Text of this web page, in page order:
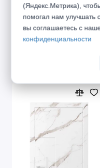
от 14 735 ₽
(Яндекс.Метрика),
помогал нам улучшать
вы соглашаетесь с
конфиденциальности